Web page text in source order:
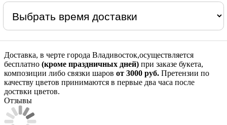
Доставка, в черте города Владивосток,осуществляется
бесплатно (кроме праздничных дней) при заказе букета,
композиции либо связки шаров от 3000 руб. Претензии по
качеству цветов принимаются в первые два часа после
доствки цветов.
Отзывы